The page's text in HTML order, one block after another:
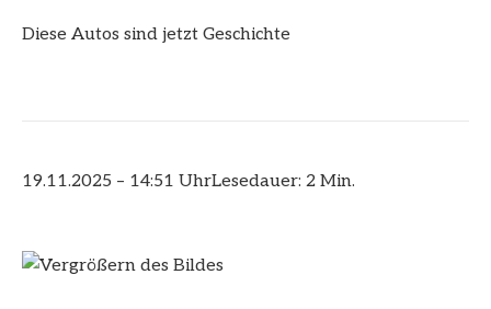
Diese Autos sind jetzt Geschichte
19.11.2025 – 14:51 UhrLesedauer: 2 Min.